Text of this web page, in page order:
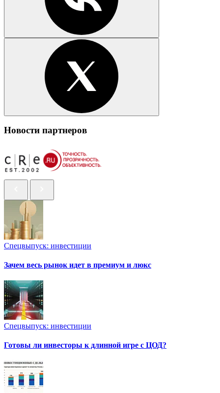
Новости партнеров
Спецвыпуск: инвестиции
Зачем весь рынок идет в премиум и люкс
Спецвыпуск: инвестиции
Готовы ли инвесторы к длинной игре с ЦОД?